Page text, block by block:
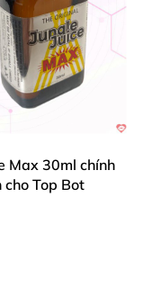
Max 30ml chính
Top Bot